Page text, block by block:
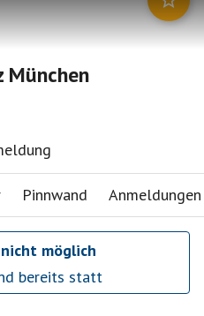
München
Pinnwand Anmeldungen
möglich
bereits statt